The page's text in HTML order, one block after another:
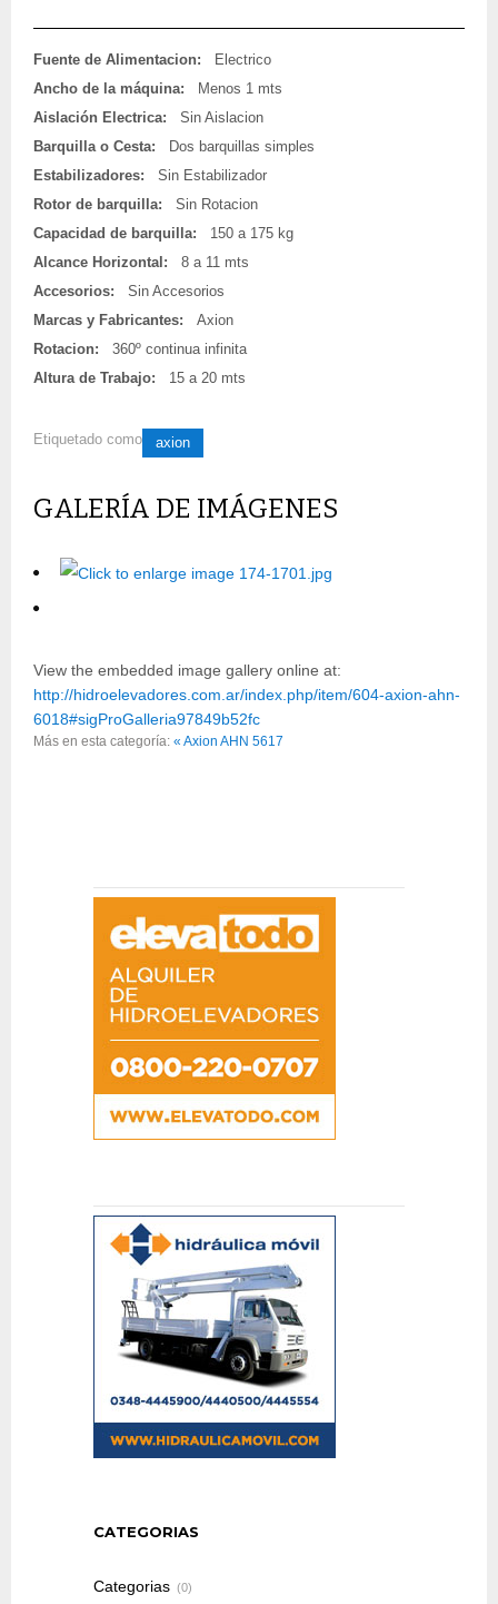
Fuente de Alimentacion:
Electrico
Ancho de la máquina:
Menos 1 mts
Aislación Electrica:
Sin Aislacion
Barquilla o Cesta:
Dos barquillas simples
Estabilizadores:
Sin Estabilizador
Rotor de barquilla:
Sin Rotacion
Capacidad de barquilla:
150 a 175 kg
Alcance Horizontal:
8 a 11 mts
Accesorios:
Sin Accesorios
Marcas y Fabricantes:
Axion
Rotacion:
360º continua infinita
Altura de Trabajo:
15 a 20 mts
Etiquetado como axion
GALERÍA DE IMÁGENES
View the embedded image gallery online at:
http://hidroelevadores.com.ar/index.php/item/604-axion-ahn-
6018#sigProGalleria97849b52fc
Más en esta categoría: « Axion AHN 5617
CATEGORIAS
Categorias (0)